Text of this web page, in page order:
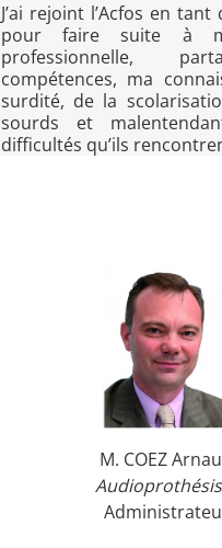
J’ai rejoint l’Acfos en
pour faire suite à
professionnelle,
compétences, ma
surdité, de la
sourds et
difficultés qu’ils
M. COEZ